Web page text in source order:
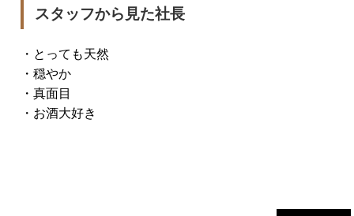
スタッフから見た社長
・とっても天然
・穏やか
・真面目
・お酒大好き